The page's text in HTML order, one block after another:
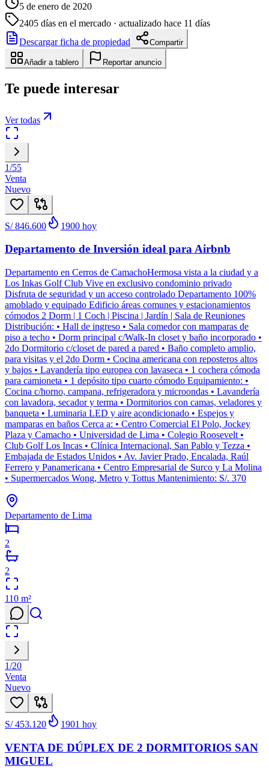
5 de enero de 2020
2405 días en el mercado · actualizado hace 11 días
Descargar ficha de propiedad
Compartir
Añadir a tablero Reportar anuncio
Te puede interesar
Ver todas
1/55
Venta
Nuevo
S/ 846.600 1900 hoy
Departamento de Inversión ideal para Airbnb
Departamento en Cerros de CamachoHermosa vista a la ciudad y a
Los Inkas Golf Club Vive en exclusivo condominio privado
Disfruta de seguridad y un acceso controlado Departamento 100%
amoblado y equipado Edificio áreas comunes y estacionamientos
cómodos 2 Dorm | 1 Coch | Piscina | Jardín | Sala de Reuniones
Distribución: • Hall de ingreso • Sala comedor con mamparas de
piso a techo • Dorm principal c/Walk-In closet y baño incorporado •
2do Dormitorio c/closet de pared a pared • Baño completo amplio,
para visitas y el 2do Dorm • Cocina americana con reposteros altos
y bajos • Lavandería tipo europea con lavaseca • 1 cochera cómoda
para camioneta • 1 depósito tipo cuarto cómodo Equipamiento: •
Cocina c/horno, campana, refrigeradora y microondas • Lavandería
con lavadora, secador y terma • Dormitorios con camas, veladores y
banqueta • Luminaria LED y aire acondicionado • Espejos y
mamparas en baños Cerca a: • Centro Comercial El Polo, Jockey
Plaza y Camacho • Universidad de Lima • Colegio Roosevelt •
Club Golf Los Incas • Clínica Internacional, San Pablo y Tezza •
Embajada de Estados Unidos • Av. Javier Prado, Encalada, Raúl
Ferrero y Panamericana • Centro Empresarial de Surco y La Molina
• Supermercados Wong, Metro y Tottus Mantenimiento: S/. 370
Departamento de Lima
2
2
110 m²
1/20
Venta
Nuevo
S/ 453.120 1901 hoy
VENTA DE DÚPLEX DE 2 DORMITORIOS SAN
MIGUEL